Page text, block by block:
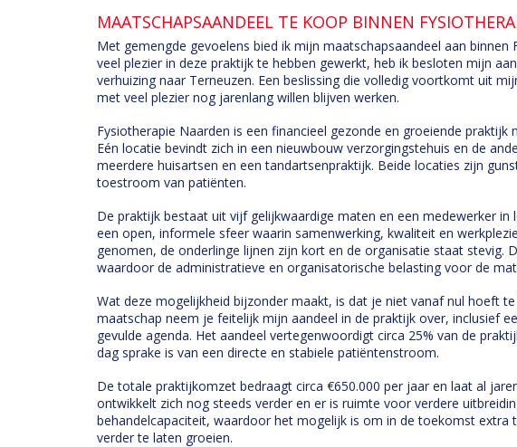
MAATSCHAPSAANDEEL TE KOOP BINNEN
Met gemengde gevoelens bied ik mijn maatschapsaandeel aan
veel plezier in deze praktijk te hebben gewerkt, heb ik besloten mijn
verhuizing naar Terneuzen. Een beslissing die volledig voortkomt uit
met veel plezier nog jarenlang willen blijven werken.
Fysiotherapie Naarden is een financieel gezonde en groeiende
Eén locatie bevindt zich in een nieuwbouw verzorgingstehuis en de
meerdere huisartsen en een tandartsenpraktijk. Beide locaties zijn
toestroom van patiënten.
De praktijk bestaat uit vijf gelijkwaardige maten en een medewerker
een open, informele sfeer waarin samenwerking, kwaliteit en
genomen, de onderlinge lijnen zijn kort en de organisatie staat stevig.
waardoor de administratieve en organisatorische belasting voor de
Wat deze mogelijkheid bijzonder maakt, is dat je niet vanaf nul hoeft
maatschap neem je feitelijk mijn aandeel in de praktijk over, inclusief
gevulde agenda. Het aandeel vertegenwoordigt circa 25% van de
dag sprake is van een directe en stabiele patiëntenstroom.
De totale praktijkomzet bedraagt circa €650.000 per jaar en laat al
ontwikkelt zich nog steeds verder en er is ruimte voor verdere
behandelcapaciteit, waardoor het mogelijk is om in de toekomst extra
verder te laten groeien.